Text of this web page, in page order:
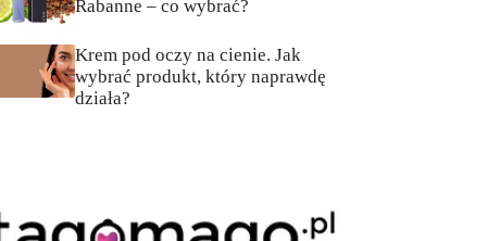
Rabanne – co wybrać?
Krem pod oczy na cienie. Jak
wybrać produkt, który naprawdę
działa?